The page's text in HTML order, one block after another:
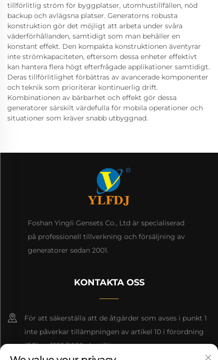
tillförlitlig ström för byggplatser, utomhustillfällen, nöd
backup och avlägsna platser. Generatorns robusta
konstruktion gör det möjligt att arbeta under svåra
väderförhållanden, samtidigt som man behåller en
konstant effekt. Den kompakta konstruktionen äventyrar
inte strömkapaciteten, eftersom dessa enheter effektivt
kan hantera flera högt efterfrågade applikationer samtidigt.
Deras tillförlitlighet förbättras av avancerade komponenter
och teknik som prioriterar kontinuerlig drift.
Kombinationen av bärbarhet och effekt gör dessa
generatorer särskilt värdefulla för mobila operationer och
situationer som kräver snabb utbyggnad.
Foshan Yingli Gensets Co., Ltd är specialiserad
på professionell tillverkning och försäljning av
generatorer sedan 2001.
KONTAKTA OSS
För att säkerställa att de åtgärder som avses i punkt 1
inte påverkar tillämpningen av artikel 10 i förordning
(EG) nr 1225/2009 ska tillämpas.